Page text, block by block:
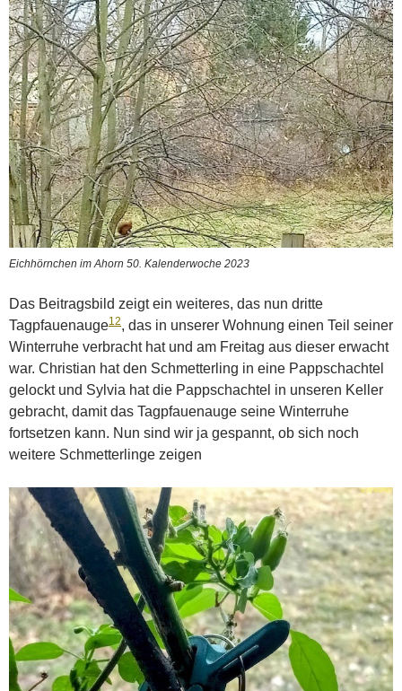
Eichhörnchen im Ahorn 50. Kalenderwoche 2023
Das Beitragsbild zeigt ein weiteres, das nun dritte
Tagpfauenauge12, das in unserer Wohnung einen Teil seiner
Winterruhe verbracht hat und am Freitag aus dieser erwacht
war. Christian hat den Schmetterling in eine Pappschachtel
gelockt und Sylvia hat die Pappschachtel in unseren Keller
gebracht, damit das Tagpfauenauge seine Winterruhe
fortsetzen kann. Nun sind wir ja gespannt, ob sich noch
weitere Schmetterlinge zeigen